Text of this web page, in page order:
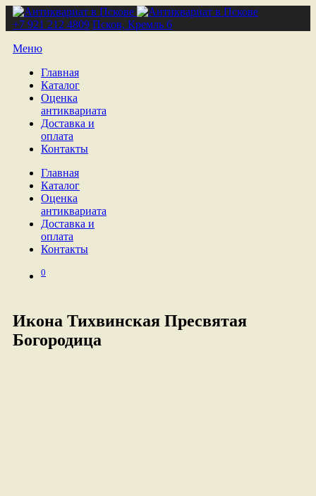
+7 921 212 4809 Псков, Кремль 6
Меню
Главная
Каталог
Оценка
антиквариата
Доставка и
оплата
Контакты
Главная
Каталог
Оценка
антиквариата
Доставка и
оплата
Контакты
0
Икона Тихвинская Пресвятая
Богородица